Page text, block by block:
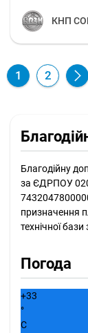
КНП
1 2
Благодійну
за ЄДРПОУ
призначення
технічної
Погода
+33
°
C